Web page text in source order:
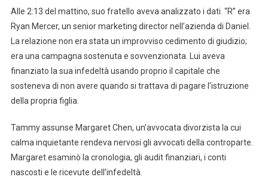
Alle 2:13 del mattino, suo fratello aveva analizzato i dati. “R” era
Ryan Mercer, un senior marketing director nell’azienda di Daniel.
La relazione non era stata un improvviso cedimento di giudizio;
era una campagna sostenuta e sovvenzionata. Lui aveva
finanziato la sua infedeltà usando proprio il capitale che
sosteneva di non avere quando si trattava di pagare l’istruzione
della propria figlia.
Tammy assunse Margaret Chen, un’avvocata divorzista la cui
calma inquietante rendeva nervosi gli avvocati della controparte.
Margaret esaminò la cronologia, gli audit finanziari, i conti
nascosti e le ricevute dell’infedeltà.